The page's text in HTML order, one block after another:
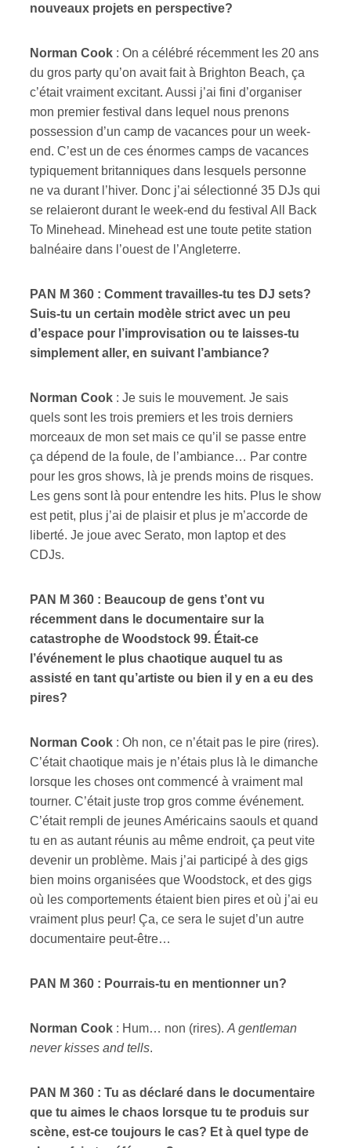
nouveaux projets en perspective?
Norman Cook : On a célébré récemment les 20 ans
du gros party qu’on avait fait à Brighton Beach, ça
c’était vraiment excitant. Aussi j’ai fini d’organiser
mon premier festival dans lequel nous prenons
possession d’un camp de vacances pour un week-
end. C’est un de ces énormes camps de vacances
typiquement britanniques dans lesquels personne
ne va durant l’hiver. Donc j’ai sélectionné 35 DJs qui
se relaieront durant le week-end du festival All Back
To Minehead. Minehead est une toute petite station
balnéaire dans l’ouest de l’Angleterre.
PAN M 360 : Comment travailles-tu tes DJ sets?
Suis-tu un certain modèle strict avec un peu
d’espace pour l’improvisation ou te laisses-tu
simplement aller, en suivant l’ambiance?
Norman Cook : Je suis le mouvement. Je sais
quels sont les trois premiers et les trois derniers
morceaux de mon set mais ce qu’il se passe entre
ça dépend de la foule, de l’ambiance… Par contre
pour les gros shows, là je prends moins de risques.
Les gens sont là pour entendre les hits. Plus le show
est petit, plus j’ai de plaisir et plus je m’accorde de
liberté. Je joue avec Serato, mon laptop et des
CDJs.
PAN M 360 : Beaucoup de gens t’ont vu
récemment dans le documentaire sur la
catastrophe de Woodstock 99. Était-ce
l’événement le plus chaotique auquel tu as
assisté en tant qu’artiste ou bien il y en a eu des
pires?
Norman Cook : Oh non, ce n’était pas le pire (rires).
C’était chaotique mais je n’étais plus là le dimanche
lorsque les choses ont commencé à vraiment mal
tourner. C’était juste trop gros comme événement.
C’était rempli de jeunes Américains saouls et quand
tu en as autant réunis au même endroit, ça peut vite
devenir un problème. Mais j’ai participé à des gigs
bien moins organisées que Woodstock, et des gigs
où les comportements étaient bien pires et où j’ai eu
vraiment plus peur! Ça, ce sera le sujet d’un autre
documentaire peut-être…
PAN M 360 : Pourrais-tu en mentionner un?
Norman Cook : Hum… non (rires). A gentleman
never kisses and tells.
PAN M 360 : Tu as déclaré dans le documentaire
que tu aimes le chaos lorsque tu te produis sur
scène, est-ce toujours le cas? Et à quel type de